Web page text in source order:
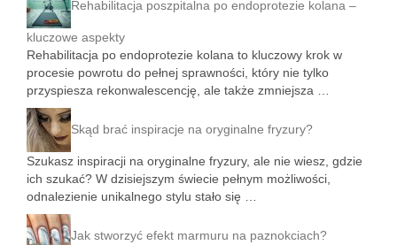
Rehabilitacja poszpitalna po endoprotezie kolana –
kluczowe aspekty
Rehabilitacja po endoprotezie kolana to kluczowy krok w
procesie powrotu do pełnej sprawności, który nie tylko
przyspiesza rekonwalescencję, ale także zmniejsza …
Skąd brać inspiracje na oryginalne fryzury?
Szukasz inspiracji na oryginalne fryzury, ale nie wiesz, gdzie
ich szukać? W dzisiejszym świecie pełnym możliwości,
odnalezienie unikalnego stylu stało się …
Jak stworzyć efekt marmuru na paznokciach?